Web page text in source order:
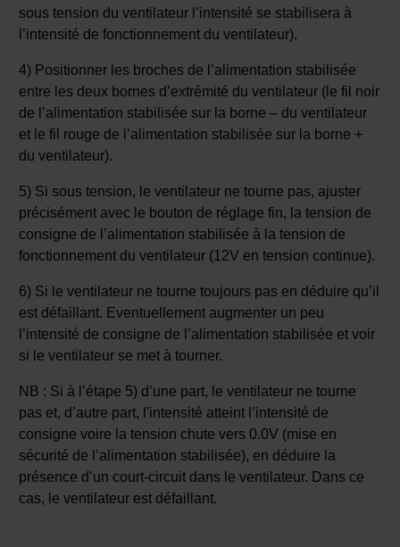
sous tension du ventilateur l’intensité se stabilisera à
l’intensité de fonctionnement du ventilateur).
4) Positionner les broches de l’alimentation stabilisée
entre les deux bornes d’extrémité du ventilateur (le fil noir
de l’alimentation stabilisée sur la borne – du ventilateur
et le fil rouge de l’alimentation stabilisée sur la borne +
du ventilateur).
5) Si sous tension, le ventilateur ne tourne pas, ajuster
précisément avec le bouton de réglage fin, la tension de
consigne de l’alimentation stabilisée à la tension de
fonctionnement du ventilateur (12V en tension continue).
6) Si le ventilateur ne tourne toujours pas en déduire qu’il
est défaillant. Eventuellement augmenter un peu
l’intensité de consigne de l’alimentation stabilisée et voir
si le ventilateur se met à tourner.
NB : Si à l’étape 5) d’une part, le ventilateur ne tourne
pas et, d’autre part, l'intensité atteint l’intensité de
consigne voire la tension chute vers 0.0V (mise en
sécurité de l’alimentation stabilisée), en déduire la
présence d’un court-circuit dans le ventilateur. Dans ce
cas, le ventilateur est défaillant.